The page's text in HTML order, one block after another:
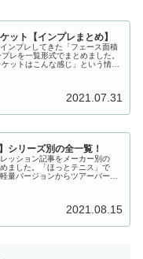
ット【インプレまとめ】
ンプレしてきた「フェース面積
レを一覧形式でまとめました。
ットはこんな感じ」という情報
2021.07.31
シリーズ別の全一覧！
ッション記事をメーカー別の
ました。「ほっとテニス」で
量バージョンからツアーバージ
2021.08.15